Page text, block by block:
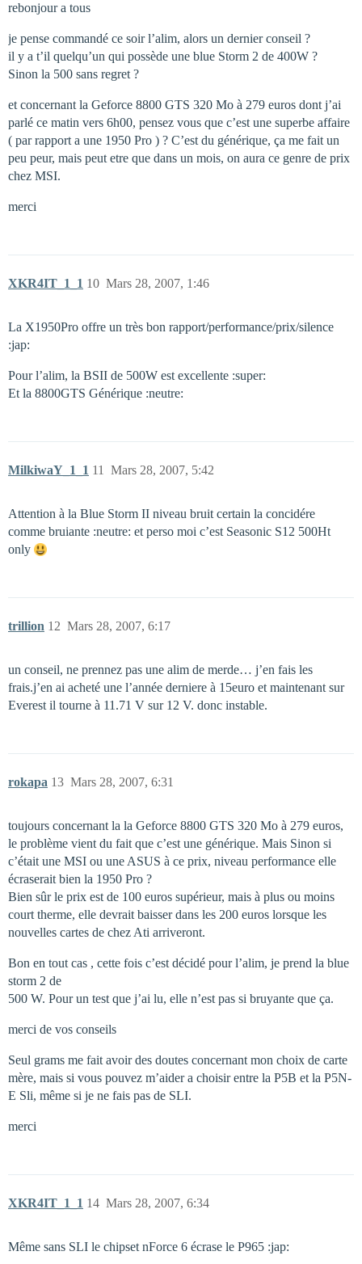
rebonjour a tous
je pense commandé ce soir l’alim, alors un dernier conseil ?
il y a t’il quelqu’un qui possède une blue Storm 2 de 400W ?
Sinon la 500 sans regret ?
et concernant la Geforce 8800 GTS 320 Mo à 279 euros dont j’ai
parlé ce matin vers 6h00, pensez vous que c’est une superbe affaire
( par rapport a une 1950 Pro ) ? C’est du générique, ça me fait un
peu peur, mais peut etre que dans un mois, on aura ce genre de prix
chez MSI.
merci
XKR4IT_1_1 Mars 28, 2007, 1:46
10
La X1950Pro offre un très bon rapport/performance/prix/silence
:jap:
Pour l’alim, la BSII de 500W est excellente :super:
Et la 8800GTS Générique :neutre:
MilkiwaY_1_1 Mars 28, 2007, 5:42
11
Attention à la Blue Storm II niveau bruit certain la concidére
comme bruiante :neutre: et perso moi c’est Seasonic S12 500Ht
only
trillion Mars 28, 2007, 6:17
12
un conseil, ne prennez pas une alim de merde… j’en fais les
frais.j’en ai acheté une l’année derniere à 15euro et maintenant sur
Everest il tourne à 11.71 V sur 12 V. donc instable.
rokapa Mars 28, 2007, 6:31
13
toujours concernant la la Geforce 8800 GTS 320 Mo à 279 euros,
le problème vient du fait que c’est une générique. Mais Sinon si
c’était une MSI ou une ASUS à ce prix, niveau performance elle
écraserait bien la 1950 Pro ?
Bien sûr le prix est de 100 euros supérieur, mais à plus ou moins
court therme, elle devrait baisser dans les 200 euros lorsque les
nouvelles cartes de chez Ati arriveront.
Bon en tout cas , cette fois c’est décidé pour l’alim, je prend la blue
storm 2 de
500 W. Pour un test que j’ai lu, elle n’est pas si bruyante que ça.
merci de vos conseils
Seul grams me fait avoir des doutes concernant mon choix de carte
mère, mais si vous pouvez m’aider a choisir entre la P5B et la P5N-
E Sli, même si je ne fais pas de SLI.
merci
XKR4IT_1_1 Mars 28, 2007, 6:34
14
Même sans SLI le chipset nForce 6 écrase le P965 :jap: